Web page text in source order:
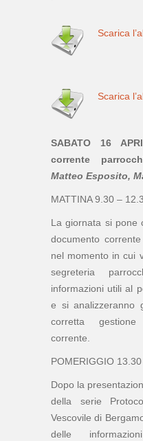
Scarica
Scarica
SABATO 16
corrente
Matteo Esposito,
MATTINA 9.30 –
La giornata si pone
documento
nel momento in cui
segreteria
informazioni utili al
e si analizzeranno
corretta gestione
corrente.
POMERIGGIO
Dopo la
della serie
Vescovile di
delle